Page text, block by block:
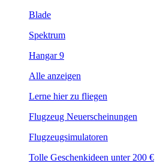
Blade
Spektrum
Hangar 9
Alle anzeigen
Lerne hier zu fliegen
Flugzeug Neuerscheinungen
Flugzeugsimulatoren
Tolle Geschenkideen unter 200 €